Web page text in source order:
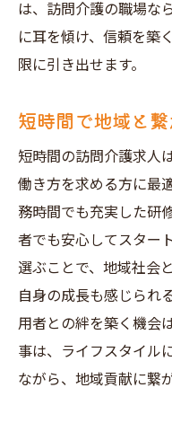
は、訪問介護の職場な
に耳を傾け、信頼を築
限に引き出せます。
短時間で地域と
短時間の訪問介護求人
働き方を求める方に最
務時間でも充実した研
者でも安心してスター
選ぶことで、地域社会
自身の成長も感じられ
用者との絆を築く機会
事は、ライフスタイル
ながら、地域貢献に繋